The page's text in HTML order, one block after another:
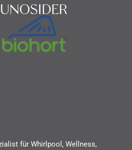
für Whirlpool, Wellness,